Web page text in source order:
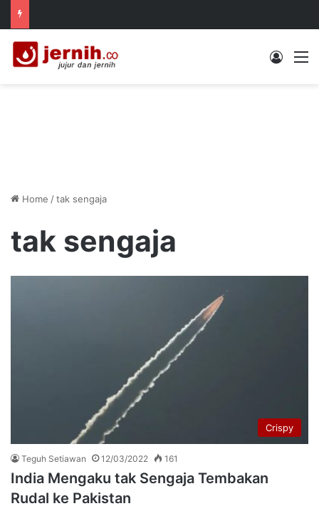
Log In
Home /tak sengaja
tak sengaja
Crispy
Teguh Setiawan 12/03/2022 161
India Mengaku tak Sengaja Tembakan
Rudal ke Pakistan